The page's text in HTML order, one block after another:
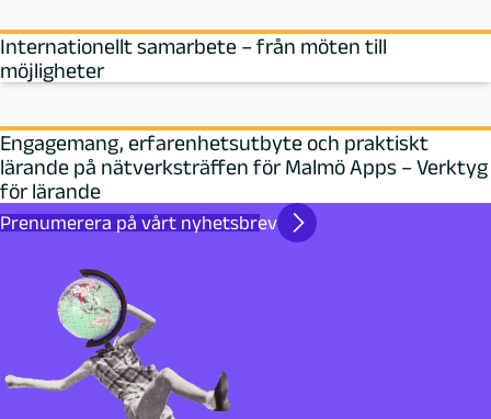
Internationellt samarbete – från möten till
möjligheter
Engagemang, erfarenhetsutbyte och praktiskt
lärande på nätverksträffen för Malmö Apps – Verktyg
för lärande
Prenumerera på vårt nyhetsbrev